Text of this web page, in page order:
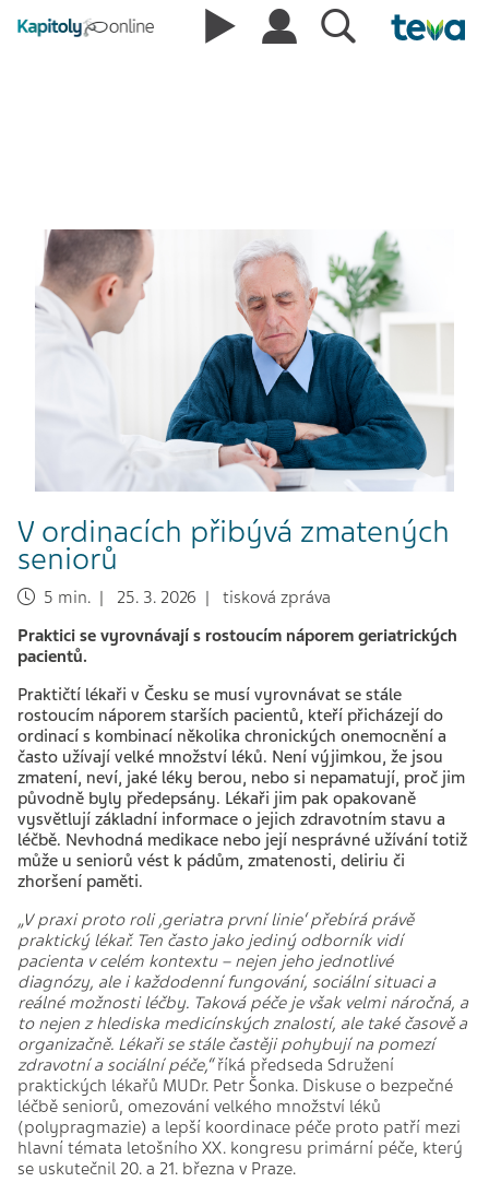
V ordinacích přibývá zmatených
seniorů
5 min. | 25. 3. 2026 | tisková zpráva
Praktici se vyrovnávají s rostoucím náporem geriatrických
pacientů.
Praktičtí lékaři v Česku se musí vyrovnávat se stále
rostoucím náporem starších pacientů, kteří přicházejí do
ordinací s kombinací několika chronických onemocnění a
často užívají velké množství léků. Není výjimkou, že jsou
zmatení, neví, jaké léky berou, nebo si nepamatují, proč jim
původně byly předepsány. Lékaři jim pak opakovaně
vysvětlují základní informace o jejich zdravotním stavu a
léčbě. Nevhodná medikace nebo její nesprávné užívání totiž
může u seniorů vést k pádům, zmatenosti, deliriu či
zhoršení paměti.
„V praxi proto roli ‚geriatra první linie‘ přebírá právě
praktický lékař. Ten často jako jediný odborník vidí
pacienta v celém kontextu – nejen jeho jednotlivé
diagnózy, ale i každodenní fungování, sociální situaci a
reálné možnosti léčby. Taková péče je však velmi náročná, a
to nejen z hlediska medicínských znalostí, ale také časově a
organizačně. Lékaři se stále častěji pohybují na pomezí
zdravotní a sociální péče,“říká předseda Sdružení
praktických lékařů MUDr. Petr Šonka. Diskuse o bezpečné
léčbě seniorů, omezování velkého množství léků
(polypragmazie) a lepší koordinace péče proto patří mezi
hlavní témata letošního XX. kongresu primární péče, který
se uskutečnil 20. a 21. března v Praze.